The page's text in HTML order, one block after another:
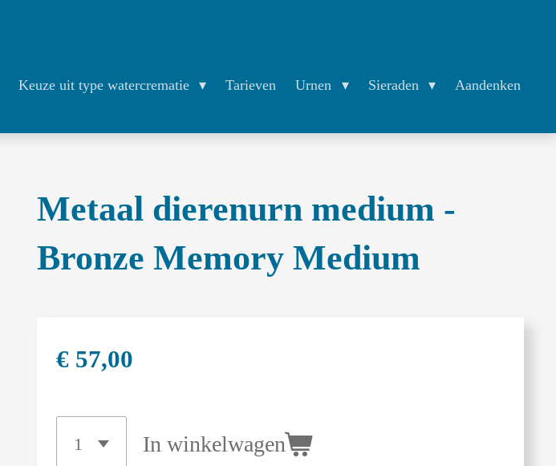
Keuze uit type watercrematie Tarieven Urnen Sieraden
Aandenken
Metaal dierenurn medium -
Bronze Memory Medium
€ 57,00
In winkelwagen